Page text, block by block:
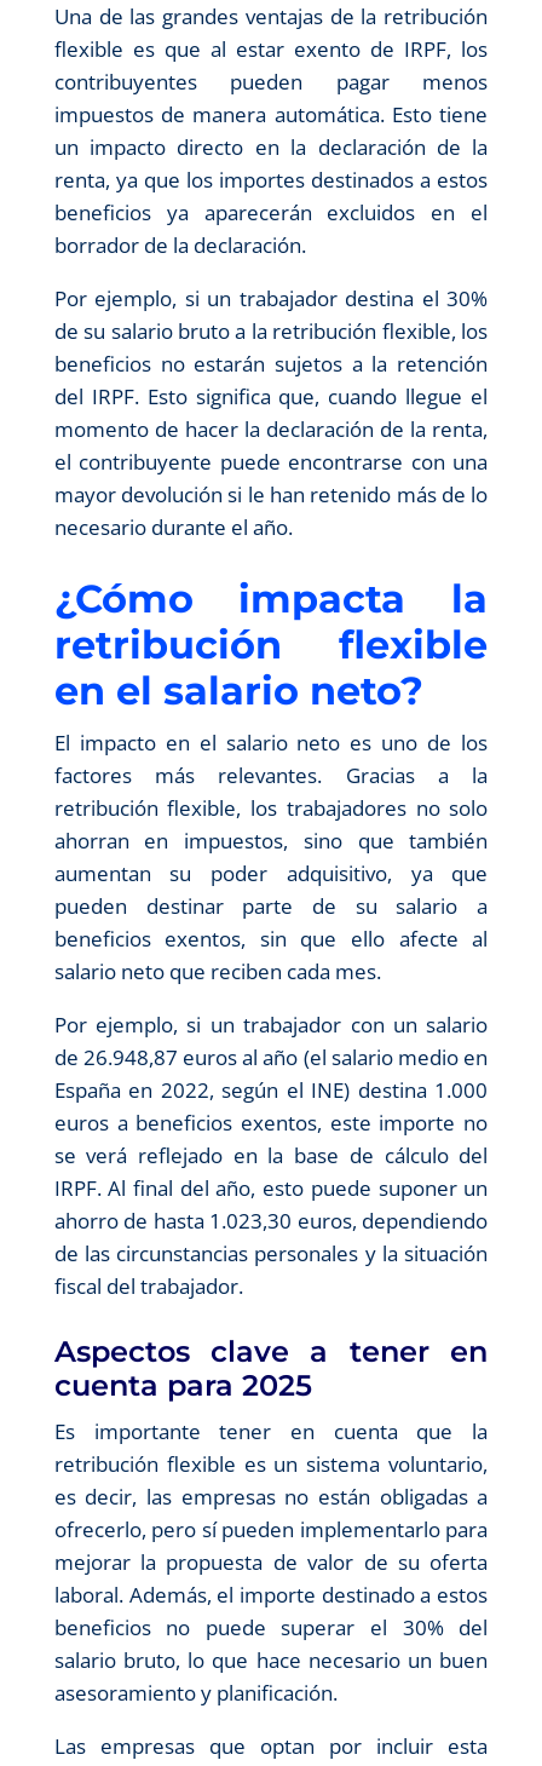
Una de las grandes ventajas de la retribución
flexible es que al estar exento de IRPF, los
contribuyentes pueden pagar menos
impuestos de manera automática. Esto tiene
un impacto directo en la declaración de la
renta, ya que los importes destinados a estos
beneficios ya aparecerán excluidos en el
borrador de la declaración.
Por ejemplo, si un trabajador destina el 30%
de su salario bruto a la retribución flexible, los
beneficios no estarán sujetos a la retención
del IRPF. Esto significa que, cuando llegue el
momento de hacer la declaración de la renta,
el contribuyente puede encontrarse con una
mayor devolución si le han retenido más de lo
necesario durante el año.
¿Cómo impacta la
retribución flexible
en el salario neto?
El impacto en el salario neto es uno de los
factores más relevantes. Gracias a la
retribución flexible, los trabajadores no solo
ahorran en impuestos, sino que también
aumentan su poder adquisitivo, ya que
pueden destinar parte de su salario a
beneficios exentos, sin que ello afecte al
salario neto que reciben cada mes.
Por ejemplo, si un trabajador con un salario
de 26.948,87 euros al año (el salario medio en
España en 2022, según el INE) destina 1.000
euros a beneficios exentos, este importe no
se verá reflejado en la base de cálculo del
IRPF. Al final del año, esto puede suponer un
ahorro de hasta 1.023,30 euros, dependiendo
de las circunstancias personales y la situación
fiscal del trabajador.
Aspectos clave a tener en
cuenta para 2025
Es importante tener en cuenta que la
retribución flexible es un sistema voluntario,
es decir, las empresas no están obligadas a
ofrecerlo, pero sí pueden implementarlo para
mejorar la propuesta de valor de su oferta
laboral. Además, el importe destinado a estos
beneficios no puede superar el 30% del
salario bruto, lo que hace necesario un buen
asesoramiento y planificación.
Las empresas que optan por incluir esta